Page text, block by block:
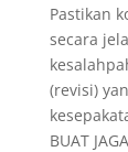
Pastikan
secara
(revisi)
BUAT